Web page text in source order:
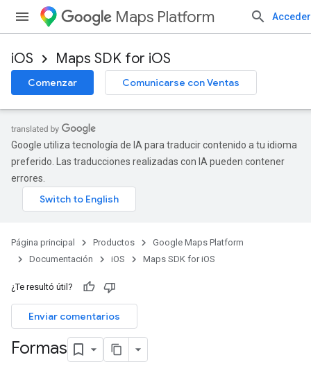
Maps Platform Acceder
iOS Maps SDK for iOS
Comenzar Comunicarse con Ventas
Google utiliza tecnología de IA para traducir contenido a tu idioma
preferido. Las traducciones realizadas con IA pueden contener
errores.
Página principal Productos
Google Maps Platform
Documentación
iOS Maps SDK for iOS
¿Te resultó útil?
Enviar comentarios
Formas